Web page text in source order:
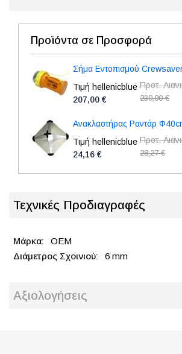
Προϊόντα σε Προσφορά
Σήμα Εντοπισμού
Τιμή hellenicblue
207,00 €
Προτ.
230,00 €
Ανακλαστήρας Ραντάρ
Τιμή hellenicblue
24,16 €
Προτ.
28,27 €
Τεχνικές Προδιαγραφές
OEM
6 mm
Αξιολογήσεις